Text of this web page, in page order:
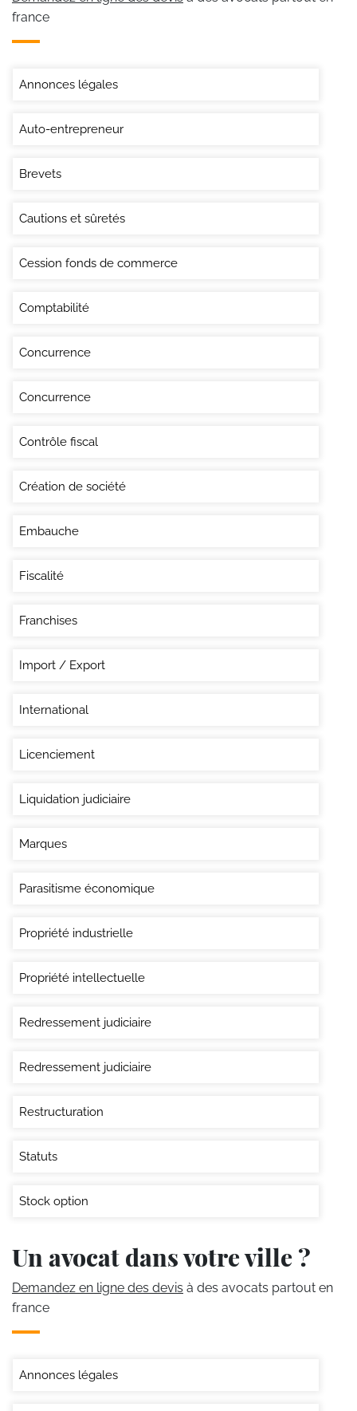
france
Annonces légales
Auto-entrepreneur
Brevets
Cautions et sûretés
Cession fonds de commerce
Comptabilité
Concurrence
Concurrence
Contrôle fiscal
Création de société
Embauche
Fiscalité
Franchises
Import / Export
International
Licenciement
Liquidation judiciaire
Marques
Parasitisme économique
Propriété industrielle
Propriété intellectuelle
Redressement judiciaire
Redressement judiciaire
Restructuration
Statuts
Stock option
Un avocat dans votre ville ?
Demandez en ligne des devis à des avocats partout en
france
Annonces légales